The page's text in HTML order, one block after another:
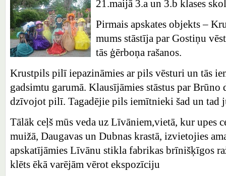
21.maijā 3.a un 3.b klases
Pirmais apskates objekts –
mums stāstīja par Gostiņu
tās ģērboņa rašanos.
Krustpils pilī iepazināmies ar pils vēsturi un tās
gadsimtu garumā. Klausījāmies stāstus par
dzīvojot pilī. Tagadējie pils iemītnieki šad un tad
Tālāk ceļš mūs veda uz Līvāniem,vietā, kur
muižā, Daugavas un Dubnas krastā, izvietojies
apskatījāmies Līvānu stikla fabrikas brīnišķīgos
klēts ēkā varējām vērot ekspozīciju